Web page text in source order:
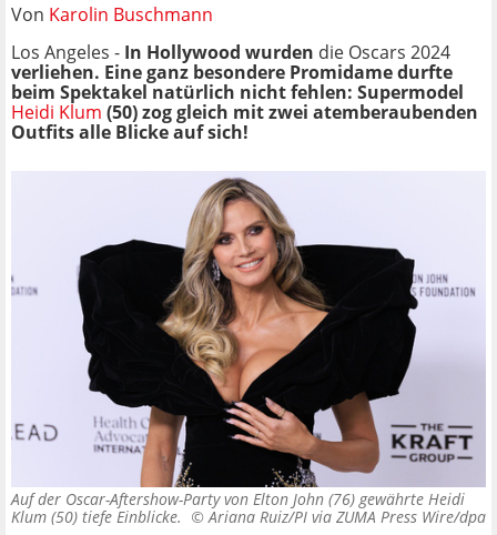
Von Karolin Buschmann
Los Angeles - In Hollywood wurden die Oscars 2024
verliehen. Eine ganz besondere Promidame durfte
beim Spektakel natürlich nicht fehlen: Supermodel
Heidi Klum (50) zog gleich mit zwei atemberaubenden
Outfits alle Blicke auf sich!
Auf der Oscar-Aftershow-Party von Elton John (76) gewährte Heidi
Klum (50) tiefe Einblicke. ©Ariana Ruiz/PI via ZUMA Press Wire/dpa